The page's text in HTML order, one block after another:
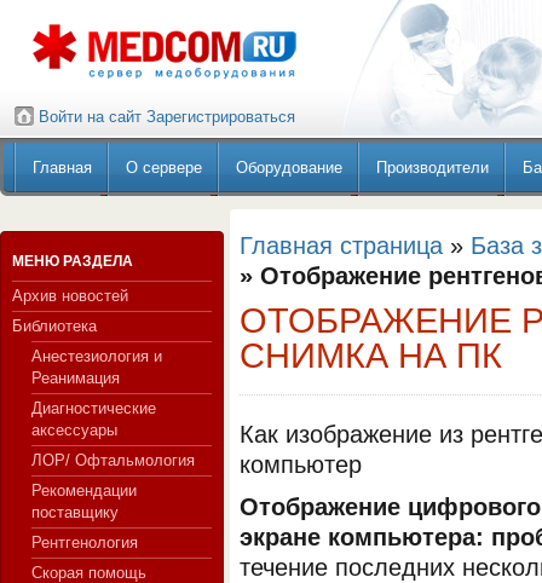
Войти на сайт Зарегистрироваться
Главная О сервере Оборудование Производители
МЕНЮ РАЗДЕЛА
Архив новостей
Библиотека
Анестезиология и
Реанимация
Диагностические
аксессуары
ЛОР/ Офтальмология
Рекомендации
поставщику
Рентгенология
Скорая помощь
Главная страница » База
» Отображение
ОТОБРАЖЕНИЕ
СНИМКА НА ПК
Как изображение из
компьютер
Отображение цифрового
экране компьютера:
течение последних